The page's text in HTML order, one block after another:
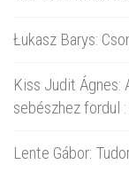
Łukasz Barys:
Kiss Judit Ágnes:
sebészhez fordul
Lente Gábor: